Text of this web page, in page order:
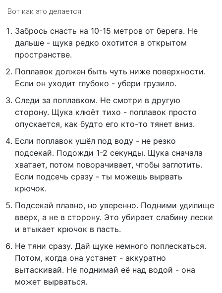
Вот как это делается:
Забрось снасть на 10-15 метров от берега. Не
дальше - щука редко охотится в открытом
пространстве.
Поплавок должен быть чуть ниже поверхности.
Если он уходит глубоко - убери грузило.
Следи за поплавком. Не смотри в другую
сторону. Щука клюёт тихо - поплавок просто
опускается, как будто его кто-то тянет вниз.
Если поплавок ушёл под воду - не резко
подсекай. Подожди 1-2 секунды. Щука сначала
хватает, потом поворачивает, чтобы заглотить.
Если подсечь сразу - ты можешь вырвать
крючок.
Подсекай плавно, но уверенно. Подними удилище
вверх, а не в сторону. Это убирает слабину лески
и втыкает крючок в пасть.
Не тяни сразу. Дай щуке немного поплескаться.
Потом, когда она устанет - аккуратно
вытаскивай. Не поднимай её над водой - она
может вырваться.